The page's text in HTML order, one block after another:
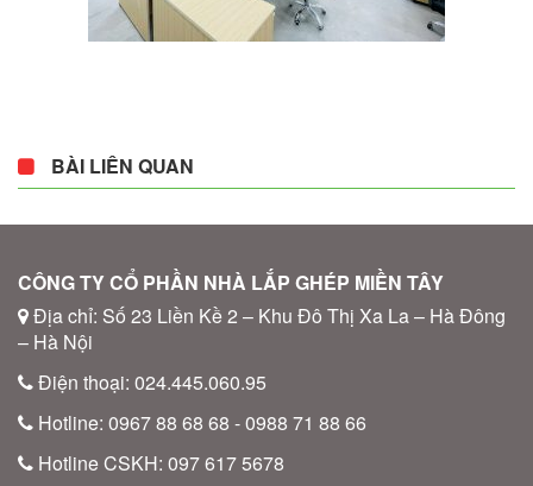
BÀI LIÊN QUAN
CÔNG TY CỔ PHẦN NHÀ LẮP GHÉP MIỀN TÂY
Địa chỉ: Số 23 Liền Kề 2 – Khu Đô Thị Xa La – Hà Đông
– Hà Nội
Điện thoại: 024.445.060.95
Hotline: 0967 88 68 68 - 0988 71 88 66
Hotline CSKH: 097 617 5678